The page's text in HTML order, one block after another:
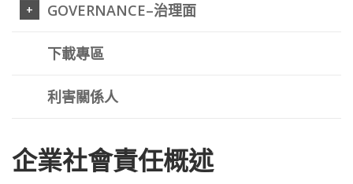
GOVERNANCE–治理面
下載專區
利害關係人
企業社會責任概述